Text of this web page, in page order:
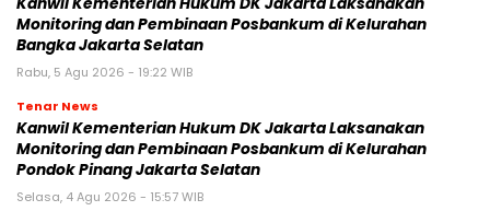
Monitoring dan Pembinaan Posbankum di Kelurahan
Bangka Jakarta Selatan
Rabu, 5 Agu 2026 - 19:22 WIB
Tenar News
Kanwil Kementerian Hukum DK Jakarta Laksanakan
Monitoring dan Pembinaan Posbankum di Kelurahan
Pondok Pinang Jakarta Selatan
Selasa, 4 Agu 2026 - 15:57 WIB